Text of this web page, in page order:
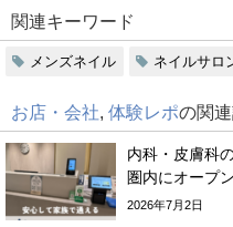
関連キーワード
メンズネイル ネイルサロ
お店・会社 体験レポの関
内科・皮膚科
圏内にオープン
2026年7月2日